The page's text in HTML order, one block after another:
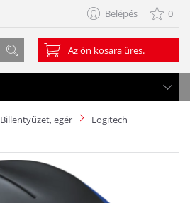
Belépés 0
Az ön kosara üres.
Billentyűzet, egér
Logitech